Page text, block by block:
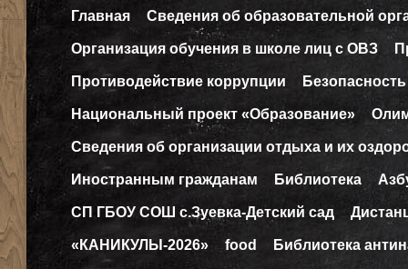
Главная Сведения об образовательной
Организация обучения в школе лиц с ОВЗ
Противодействие коррупции Безопасность
Национальный проект «Образование»
Сведения об организации отдыха и их
Иностранным гражданам Библиотека
СП ГБОУ СОШ с.Зуевка-Детский сад
«КАНИКУЛЫ-2026» food Библиотека